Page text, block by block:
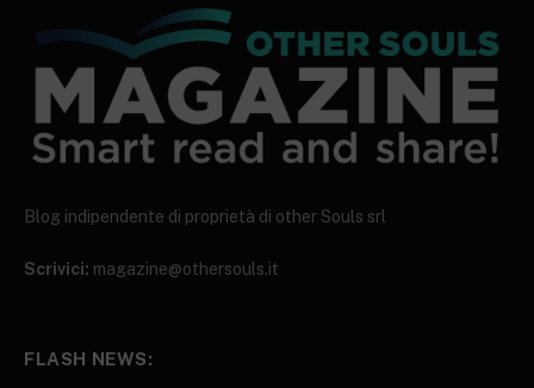
Blog indipendente di proprietà di other Souls srl
Scrivici: magazine@othersouls.it
FLASH NEWS: